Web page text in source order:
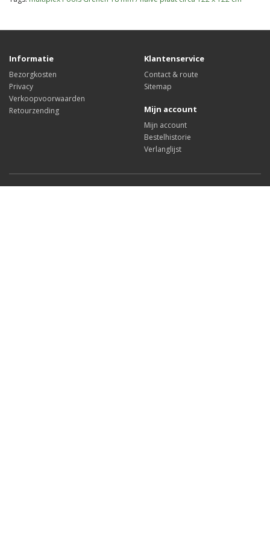
Informatie
Bezorgkosten
Privacy
Verkoopvoorwaarden
Retourzending
Klantenservice
Contact & route
Sitemap
Mijn account
Mijn account
Bestelhistorie
Verlanglijst